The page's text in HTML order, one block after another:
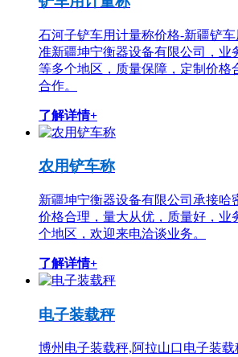
石河子铲车用计量称价格-新疆铲
准新疆坤宁衡器设备有限公司，业
等多个地区，质量保障，定制价格
合作。
了解详情+
农用铲车称
新疆坤宁衡器设备有限公司承接哈
价格合理，量大从优，质量好，业
个地区，欢迎来电洽谈业务。
了解详情+
电子装载秤
博州电子装载秤,阿拉山口电子装